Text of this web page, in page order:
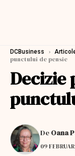
DCBusiness ›
punctului de pensie
Decizie
De Oana
09